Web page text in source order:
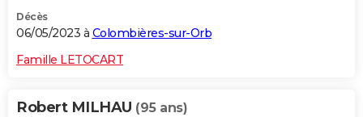
Décès
06/05/2023 à Colombières-sur-Orb
Famille LETOCART
Robert MILHAU (95 ans)